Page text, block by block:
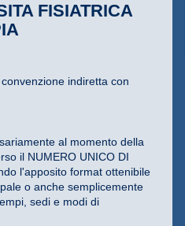
FISIATRICA
indiretta con
al momento della
il NUMERO UNICO DI
l'apposito format ottenibile
o anche semplicemente
sedi e modi di